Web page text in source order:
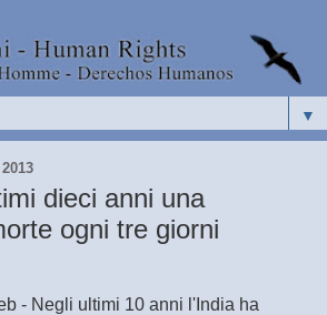
▼
dieci anni una
ogni tre giorni
- Negli ultimi 10 anni l'India ha